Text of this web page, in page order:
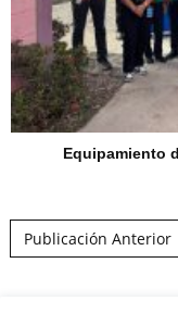
Equipamiento
Publicación Anterior